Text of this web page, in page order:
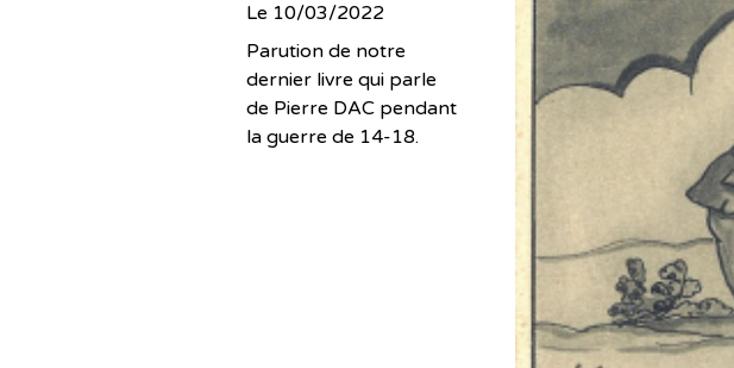
Le 10/03/2022
Parution de notre
dernier livre qui parle
de Pierre DAC pendant
la guerre de 14-18.